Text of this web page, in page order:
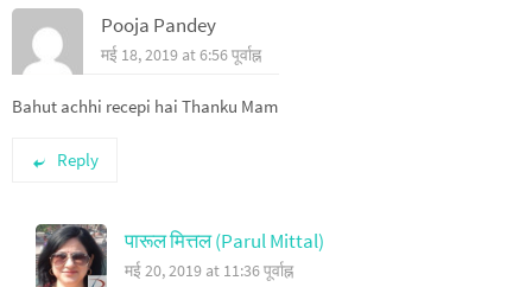
Pooja Pandey
मई 18, 2019 at 6:56 पूर्वाह्न
Bahut achhi recepi hai Thanku Mam
Reply
पारूल मित्तल (Parul Mittal)
मई 20, 2019 at 11:36 पूर्वाह्न